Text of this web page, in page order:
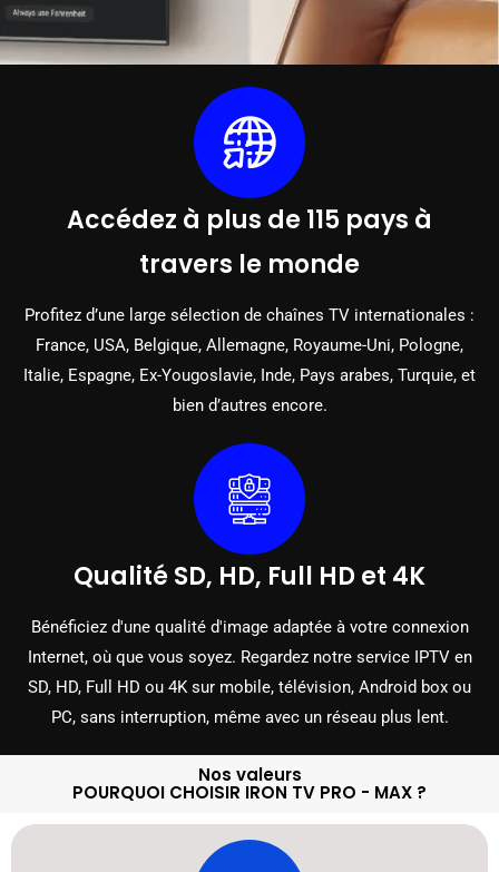
Accédez à plus de 115 pays à
travers le monde
Profitez d’une large sélection de chaînes TV internationales :
France, USA, Belgique, Allemagne, Royaume-Uni, Pologne,
Italie, Espagne, Ex-Yougoslavie, Inde, Pays arabes, Turquie, et
bien d’autres encore.
Qualité SD, HD, Full HD et 4K
Bénéficiez d'une qualité d'image adaptée à votre connexion
Internet, où que vous soyez. Regardez notre service IPTV en
SD, HD, Full HD ou 4K sur mobile, télévision, Android box ou
PC, sans interruption, même avec un réseau plus lent.
Nos valeurs
POURQUOI CHOISIR IRON TV PRO - MAX ?